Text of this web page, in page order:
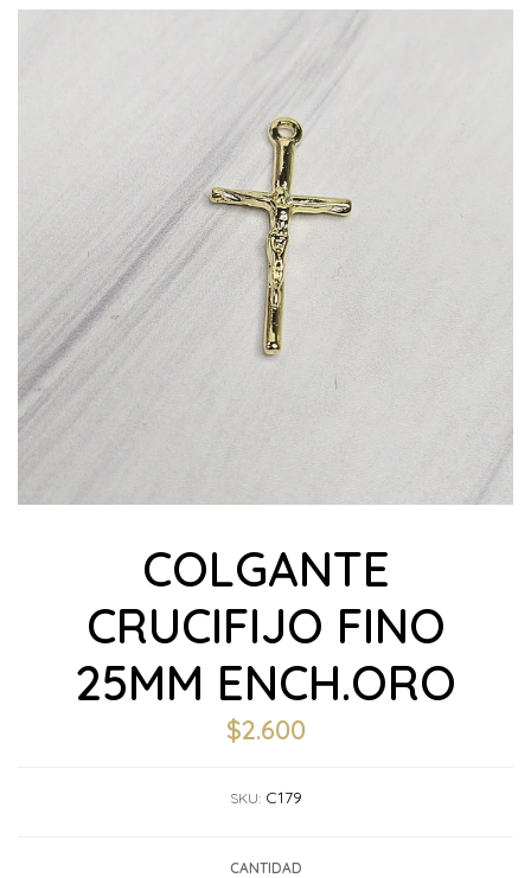
COLGANTE
CRUCIFIJO FINO
25MM ENCH.ORO
$2.600
SKU: C179
CANTIDAD